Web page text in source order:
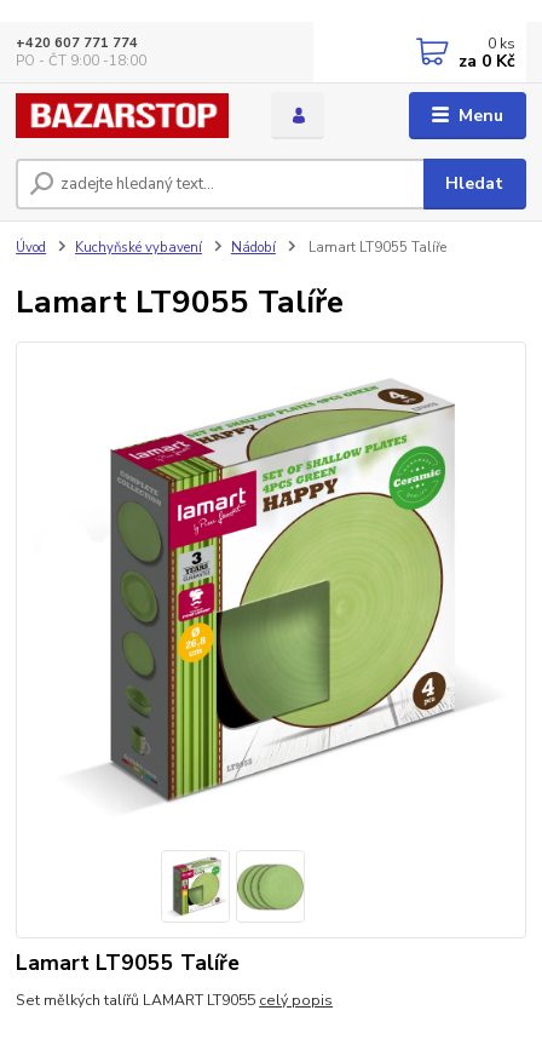
Menu
Hledat
+420 607 771 774
PO - ČT 9:00 -18:00
0 ks
za 0 Kč
Úvod Kuchyňské vybavení Nádobí Lamart LT9055 Talíře
Lamart LT9055 Talíře
Lamart LT9055 Talíře
Set mělkých talířů LAMART LT9055 celý popis